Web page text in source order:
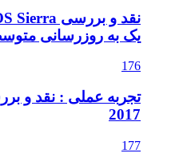
یک به روزرسانی
176
2017
177